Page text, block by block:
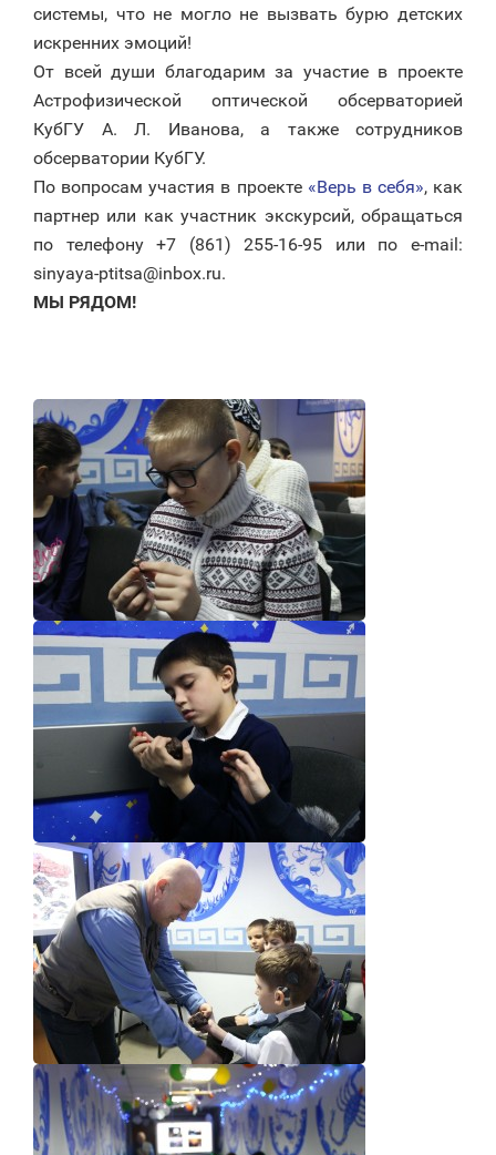
системы, что не могло не вызвать бурю детских
искренних эмоций!
От всей души благодарим за участие в проекте
Астрофизической оптической обсерваторией
КубГУ А. Л. Иванова, а также сотрудников
обсерватории КубГУ.
По вопросам участия в проекте «Верь в себя», как
партнер или как участник экскурсий, обращаться
по телефону +7 (861) 255-16-95 или по e-mail:
sinyaya-ptitsa@inbox.ru.
МЫ РЯДОМ!